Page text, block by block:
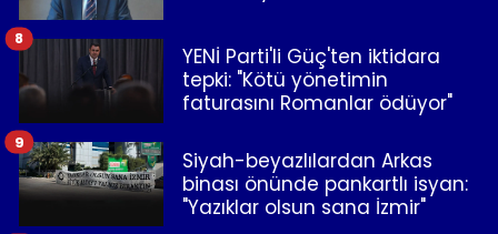
YENİ Parti'li Güç'ten iktidara
tepki: "Kötü yönetimin
faturasını Romanlar ödüyor"
8
Siyah-beyazlılardan Arkas
binası önünde pankartlı isyan:
"Yazıklar olsun sana İzmir"
9